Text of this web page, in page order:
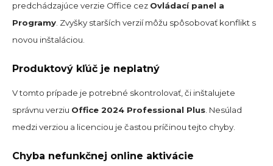
predchádzajúce verzie Office cez Ovládací panel a
Programy . Zvyšky starších verzií môžu spôsobovať konflikt s
novou inštaláciou.
Produktový kľúč je neplatný
V tomto prípade je potrebné skontrolovať, či inštalujete
správnu verziu Office 2024 Professional Plus . Nesúlad
medzi verziou a licenciou je častou príčinou tejto chyby.
Chyba nefunkčnej online aktivácie